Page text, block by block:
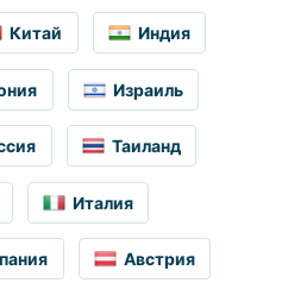
Китай Индия
Израиль
Таиланд
Италия
Австрия